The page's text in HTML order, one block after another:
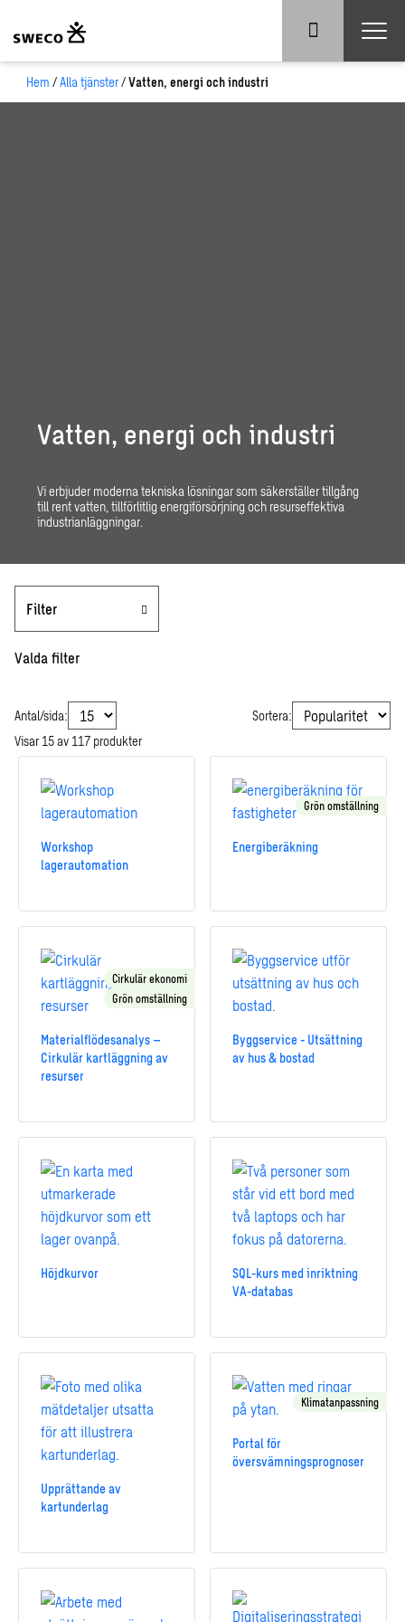
Hem /Alla tjänster/Vatten, energi och industri
Vatten, energi och industri
Vi erbjuder moderna tekniska lösningar som säkerställer tillgång
till rent vatten, tillförlitlig energiförsörjning och resurseffektiva
industrianläggningar.
Filter
Valda filter
Visar15av 117 produkter
Antal/sida: Sortera:
Workshop
lagerautomation
Grön omställning
Energiberäkning
Cirkulär ekonomi
Grön omställning
Materialflödesanalys –
Cirkulär kartläggning av
resurser
Byggservice - Utsättning
av hus & bostad
Höjdkurvor
SQL-kurs med inriktning
VA-databas
Upprättande av
kartunderlag
Klimatanpassning
Portal för
översvämningsprognoser